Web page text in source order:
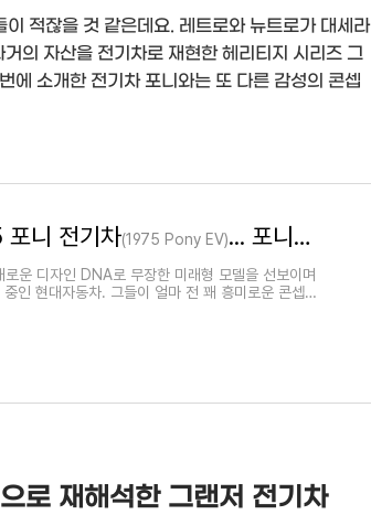
적잖을 것 같은데요. 레트로와 뉴트로가 대세라
의 자산을 전기차로 재현한 헤리티지 시리즈 그
에 소개한 전기차 포니와는 또 다른 감성의 콘셉
포니 전기차(1975 Pony EV)... 포니가 남긴 과거의 디자인 유산을 현대적으로 되살리
운 디자인 DNA로 무장한 미래형 모델을 선보이며
인 현대자동차. 그들이 얼마 전 꽤 흥미로운 콘셉트
로 재해석한 그랜저 전기차